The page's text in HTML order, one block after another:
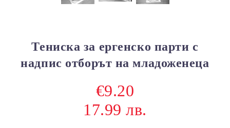
Тениска за ергенско парти с
надпис отборът на младоженеца
€9.20
17.99 лв.